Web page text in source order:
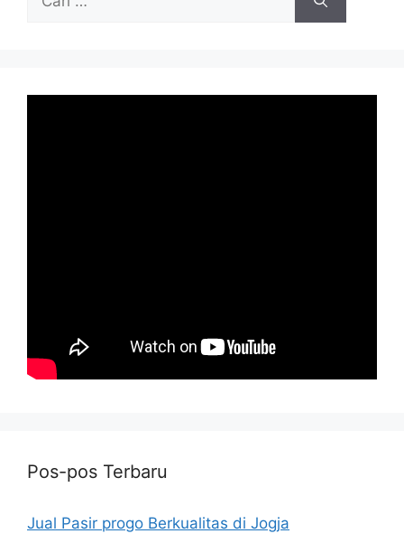
Pos-pos Terbaru
Jual Pasir progo Berkualitas di Jogja